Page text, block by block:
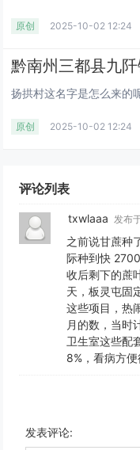
原创 2025-10-02 12:24
原创 2025-10-02 12:24
评论列表
txwlaaa 发布
之前说甘蔗种
际种到快
收后剩下的蔗
天，板灵屯固
这些项目，热
月的数，当时
卫生室这些配
8%，看病方便
发表评论: